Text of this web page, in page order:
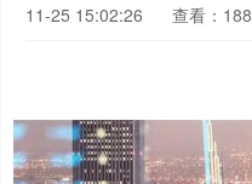
11-25 15:02:26
查看：188